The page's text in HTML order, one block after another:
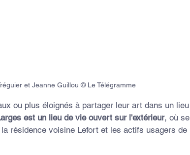
et Jeanne Guillou © Le Télégramme
ou plus éloignés à partager leur art dans un lieu
est un lieu de vie ouvert sur l'extérieur, où se
résidence voisine Lefort et les actifs usagers de